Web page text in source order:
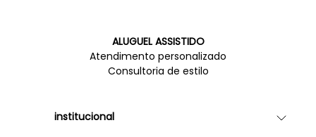
ALUGUEL ASSISTIDO
Atendimento personalizado
Consultoria de estilo
institucional